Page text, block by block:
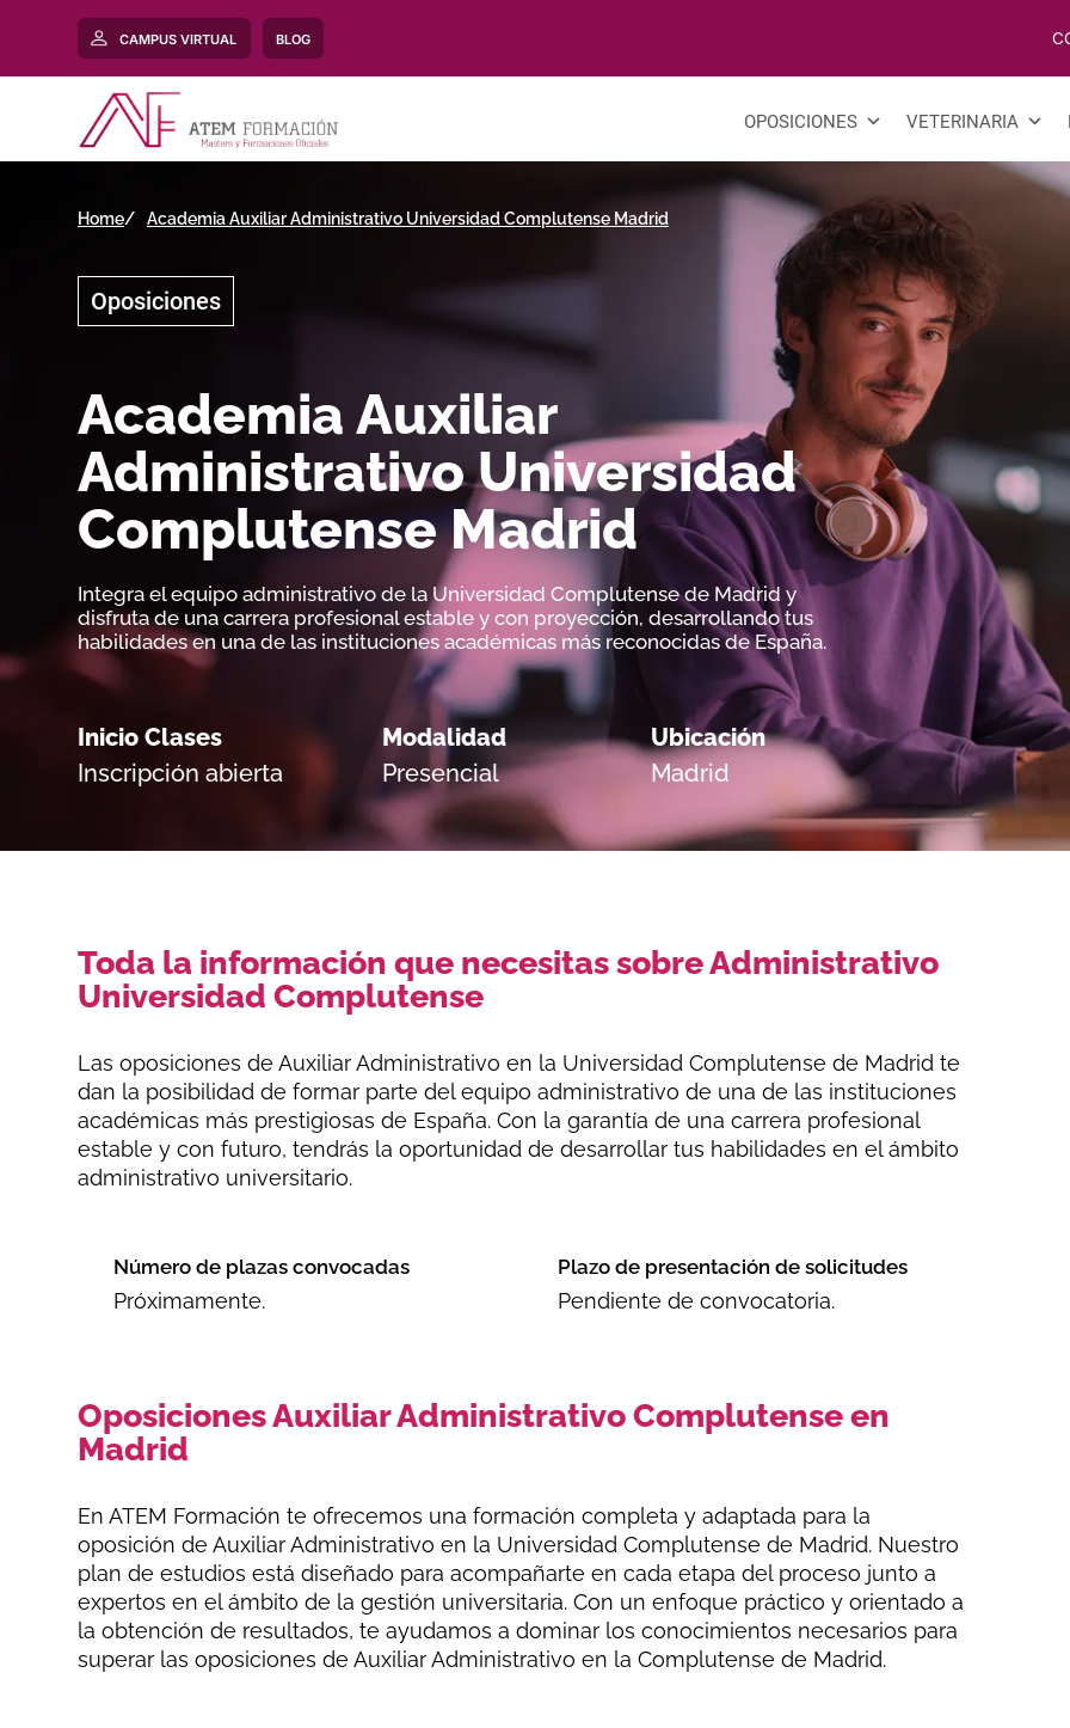
CAMPUS VIRTUAL BLOG
OPOSICIONES VETERINARIA
Home Academia Auxiliar Administrativo Universidad Complutense Madrid
Oposiciones
Academia Auxiliar
Administrativo Universidad
Complutense Madrid
Integra el equipo administrativo de la Universidad Complutense de Madrid y
disfruta de una carrera profesional estable y con proyección, desarrollando tus
habilidades en una de las instituciones académicas más reconocidas de España.
Inicio Clases
Inscripción abierta
Modalidad
Presencial
Ubicación
Madrid
Toda la información que necesitas sobre Administrativo
Universidad Complutense
Las oposiciones de Auxiliar Administrativo en la Universidad Complutense de Madrid te
dan la posibilidad de formar parte del equipo administrativo de una de las instituciones
académicas más prestigiosas de España. Con la garantía de una carrera profesional
estable y con futuro, tendrás la oportunidad de desarrollar tus habilidades en el ámbito
administrativo universitario.
Número de plazas convocadas
Próximamente.
Plazo de presentación de solicitudes
Pendiente de convocatoria.
Oposiciones Auxiliar Administrativo Complutense en
Madrid
En ATEM Formación te ofrecemos una formación completa y adaptada para la
oposición de Auxiliar Administrativo en la Universidad Complutense de Madrid. Nuestro
plan de estudios está diseñado para acompañarte en cada etapa del proceso junto a
expertos en el ámbito de la gestión universitaria. Con un enfoque práctico y orientado a
la obtención de resultados, te ayudamos a dominar los conocimientos necesarios para
superar las oposiciones de Auxiliar Administrativo en la Complutense de Madrid.